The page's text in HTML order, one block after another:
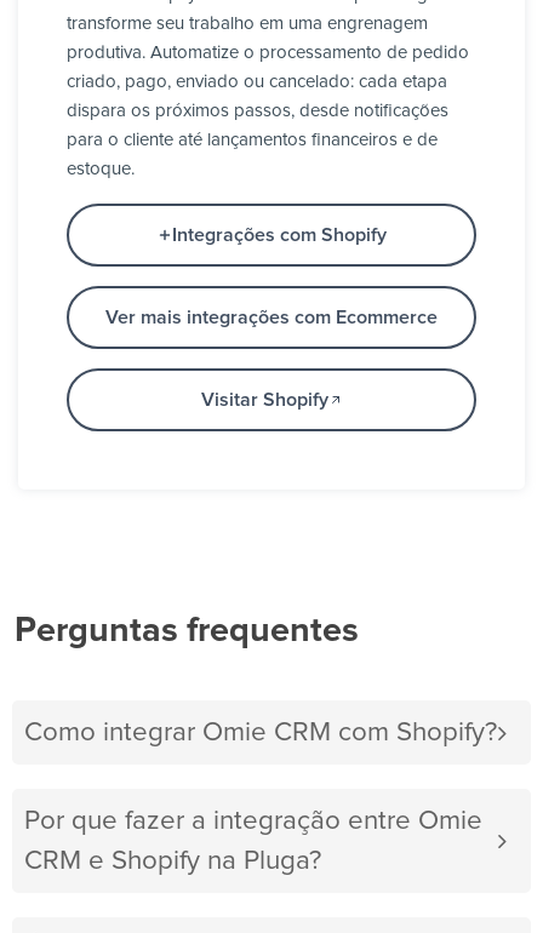
transforme seu trabalho em uma engrenagem
produtiva. Automatize o processamento de pedido
criado, pago, enviado ou cancelado: cada etapa
dispara os próximos passos, desde notificações
para o cliente até lançamentos financeiros e de
estoque.
Integrações com Shopify
Ver mais integrações com Ecommerce
Visitar Shopify
Perguntas frequentes
Como integrar Omie CRM com Shopify?
Por que fazer a integração entre Omie
CRM e Shopify na Pluga?